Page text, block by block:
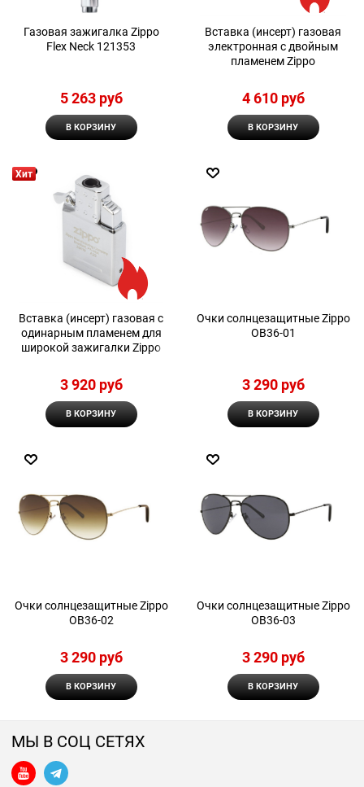
Газовая зажигалка Zippo
Flex Neck 121353
5 263 руб
В КОРЗИНУ
Вставка (инсерт) газовая
электронная с двойным
пламенем Zippo
4 610 руб
В КОРЗИНУ
Хит
Вставка (инсерт) газовая с
одинарным пламенем для
широкой зажигалки Zippo
3 920 руб
В КОРЗИНУ
Очки солнцезащитные Zippo
OB36-01
3 290 руб
В КОРЗИНУ
Очки солнцезащитные Zippo
OB36-02
3 290 руб
В КОРЗИНУ
Очки солнцезащитные Zippo
OB36-03
3 290 руб
В КОРЗИНУ
МЫ В СОЦ СЕТЯХ